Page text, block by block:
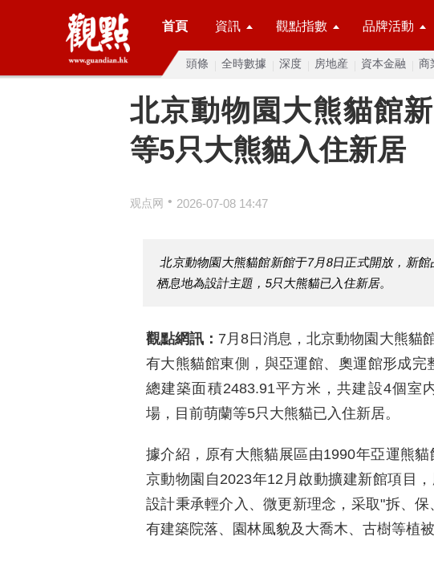
首頁 資訊 觀點指數 品牌活動
頭條 全時數據 深度 房地産 資本金融 商
北京動物園大熊貓館
等5只大熊貓入住新居
观点网 • 2026-07-08 14:47
北京動物園大熊貓館新館于7月8日正式開放，新
栖息地為設計主題，5只大熊貓已入住新居。
觀點網訊： 7月8日消息，北京動物園大熊貓
有大熊貓館東側，與亞運館、奧運館形成完
總建築面積2483.91平方米，共建設4個室
場，目前萌蘭等5只大熊貓已入住新居。
據介紹，原有大熊貓展區由1990年亞運熊
京動物園自2023年12月啟動擴建新館項目
設計秉承輕介入、微更新理念，采取"拆、
有建築院落、園林風貌及大喬木、古樹等植被